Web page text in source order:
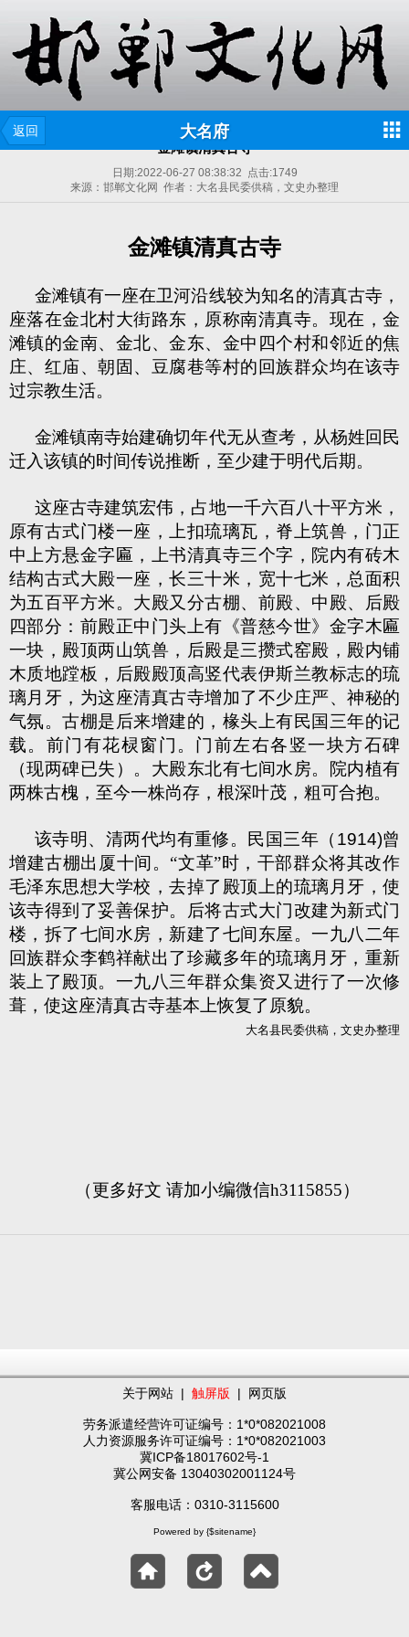
返回 大名府
金滩镇清真古寺
日期:2022-06-27 08:38:32 点击:1749
来源：邯郸文化网 作者：大名县民委供稿，文史办整理
金滩镇清真古寺
金滩镇有一座在卫河沿线较为知名的清真古寺，
座落在金北村大街路东，原称南清真寺。现在，金
滩镇的金南、金北、金东、金中四个村和邻近的焦
庄、红庙、朝固、豆腐巷等村的回族群众均在该寺
过宗教生活。
金滩镇南寺始建确切年代无从查考，从杨姓回民
迁入该镇的时间传说推断，至少建于明代后期。
这座古寺建筑宏伟，占地一千六百八十平方米，
原有古式门楼一座，上扣琉璃瓦，脊上筑兽，门正
中上方悬金字匾，上书清真寺三个字，院内有砖木
结构古式大殿一座，长三十米，宽十七米，总面积
为五百平方米。大殿又分古棚、前殿、中殿、后殿
四部分：前殿正中门头上有《普慈今世》金字木匾
一块，殿顶两山筑兽，后殿是三攒式窑殿，殿内铺
木质地蹚板，后殿殿顶高竖代表伊斯兰教标志的琉
璃月牙，为这座清真古寺增加了不少庄严、神秘的
气氛。古棚是后来增建的，椽头上有民国三年的记
载。前门有花棂窗门。门前左右各竖一块方石碑
（现两碑已失）。大殿东北有七间水房。院内植有
两株古槐，至今一株尚存，根深叶茂，粗可合抱。
该寺明、清两代均有重修。民国三年（ 1914)曾
增建古棚出厦十间。“文革”时，干部群众将其改作
毛泽东思想大学校，去掉了殿顶上的琉璃月牙，使
该寺得到了妥善保护。后将古式大门改建为新式门
楼，拆了七间水房，新建了七间东屋。一九八二年
回族群众李鹤祥献出了珍藏多年的琉璃月牙，重新
装上了殿顶。一九八三年群众集资又进行了一次修
葺，使这座清真古寺基本上恢复了原貌。
大名县民委供稿，文史办整理
（更多好文 请加小编微信h3115855）
关于网站 | 触屏版 | 网页版
劳务派遣经营许可证编号：1*0*082021008
人力资源服务许可证编号：1*0*082021003
冀ICP备18017602号-1
冀公网安备 13040302001124号
客服电话：0310-3115600
Powered by {$sitename}